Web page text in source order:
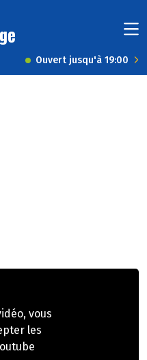
Ouvert jusqu'à 19:00
vous
les